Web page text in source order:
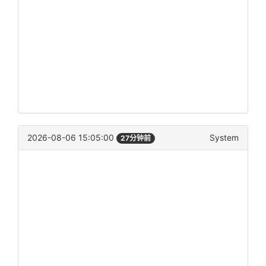
2026-08-06 15:05:00 27分钟前 System